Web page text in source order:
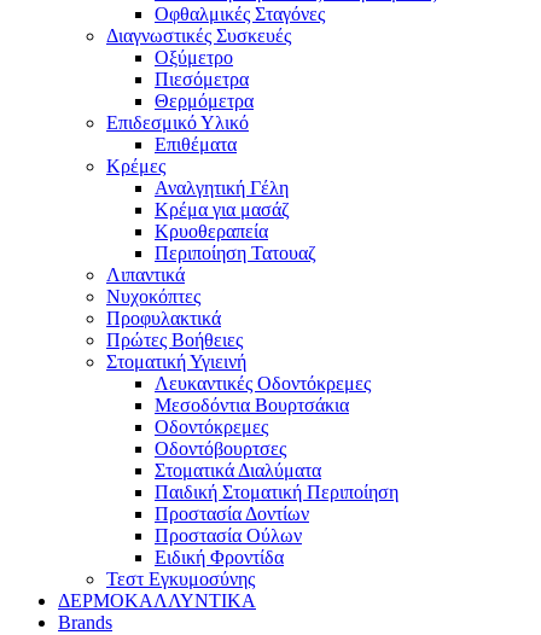
Οφθαλμικές Σταγόνες
Διαγνωστικές Συσκευές
Οξύμετρο
Πιεσόμετρα
Θερμόμετρα
Επιδεσμικό Υλικό
Επιθέματα
Κρέμες
Αναλγητική Γέλη
Κρέμα για μασάζ
Κρυοθεραπεία
Περιποίηση Τατουαζ
Λιπαντικά
Νυχοκόπτες
Προφυλακτικά
Πρώτες Βοήθειες
Στοματική Υγιεινή
Λευκαντικές Οδοντόκρεμες
Μεσοδόντια Βουρτσάκια
Οδοντόκρεμες
Οδοντόβουρτσες
Στοματικά Διαλύματα
Παιδική Στοματική Περιποίηση
Προστασία Δοντίων
Προστασία Ούλων
Ειδική Φροντίδα
Τεστ Εγκυμοσύνης
ΔΕΡΜΟΚΑΛΛΥΝΤΙΚΑ
Brands